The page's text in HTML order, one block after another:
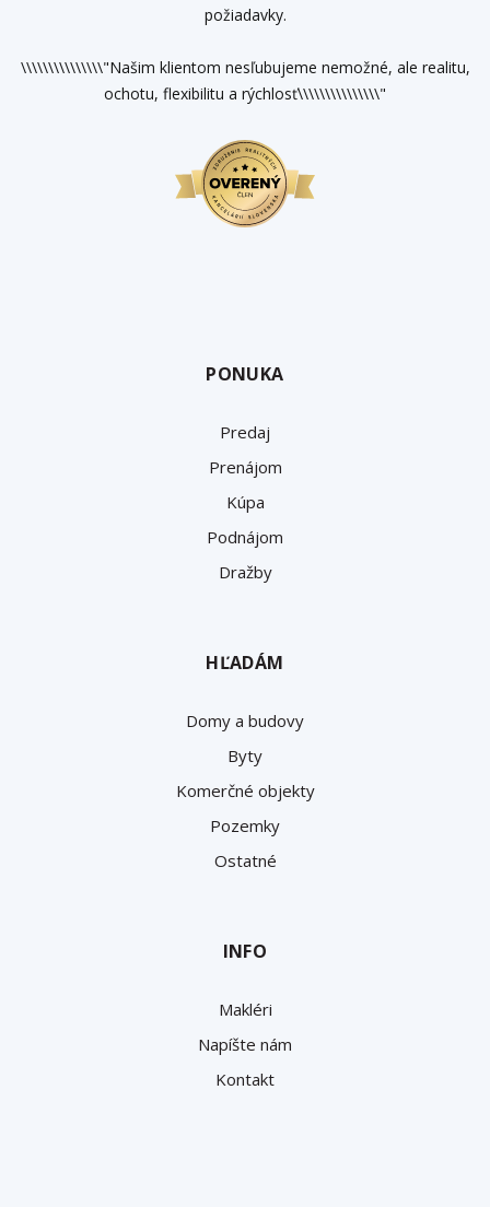
požiadavky.
\\\\\\\\\\\\\\\"Našim klientom nesľubujeme nemožné, ale realitu,
ochotu, flexibilitu a rýchlosť\\\\\\\\\\\\\\\"
PONUKA
Predaj
Prenájom
Kúpa
Podnájom
Dražby
HĽADÁM
Domy a budovy
Byty
Komerčné objekty
Pozemky
Ostatné
INFO
Makléri
Napíšte nám
Kontakt